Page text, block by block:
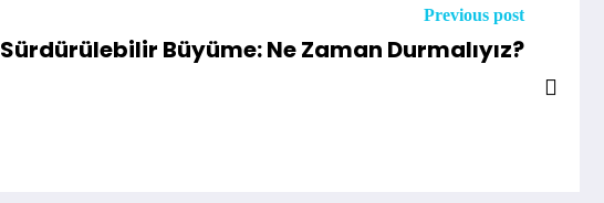
Previous post
Sürdürülebilir Büyüme: Ne Zaman Durmalıyız?